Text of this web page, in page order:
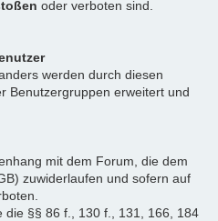
oder verboten sind.
werden durch diesen
Benutzergruppen erweitert und
mit dem Forum, die dem
zuwiderlaufen und sofern auf
die §§ 86 f., 130 f., 131, 166, 184